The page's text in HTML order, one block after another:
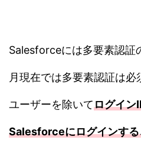
Salesforceには多要素認
月現在では多要素認証は
ユーザーを除いてログイン
Salesforceにログインする